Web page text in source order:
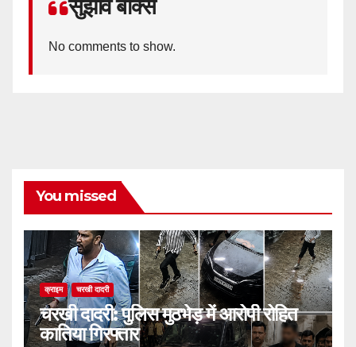
सुझाव बॉक्स
No comments to show.
You missed
क्राइम चरखी दादरी
चरखी दादरी: पुलिस मुठभेड़ में आरोपी रोहित
कातिया गिरफ्तार